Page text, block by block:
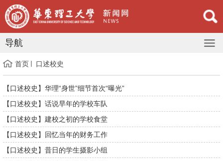
导航
首页 口述校史
【口述校史】华理“身世”细节首次“曝光”
【口述校史】话说早年的学校车队
【口述校史】建校之初的学校食堂
【口述校史】回忆当年的财务工作
【口述校史】昔日的学生摄影小组